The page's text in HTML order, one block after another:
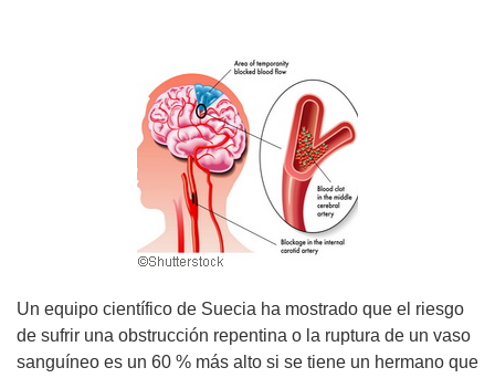
Un equipo científico de Suecia ha mostrado que el riesgo
de sufrir una obstrucción repentina o la ruptura de un vaso
sanguíneo es un 60 % más alto si se tiene un hermano que